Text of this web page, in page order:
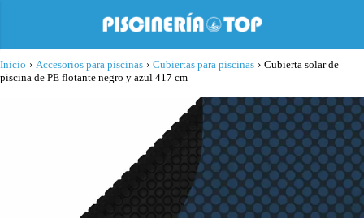
Inicio › Accesorios para piscinas › Cubiertas para piscinas › Cubierta solar de
piscina de PE flotante negro y azul 417 cm